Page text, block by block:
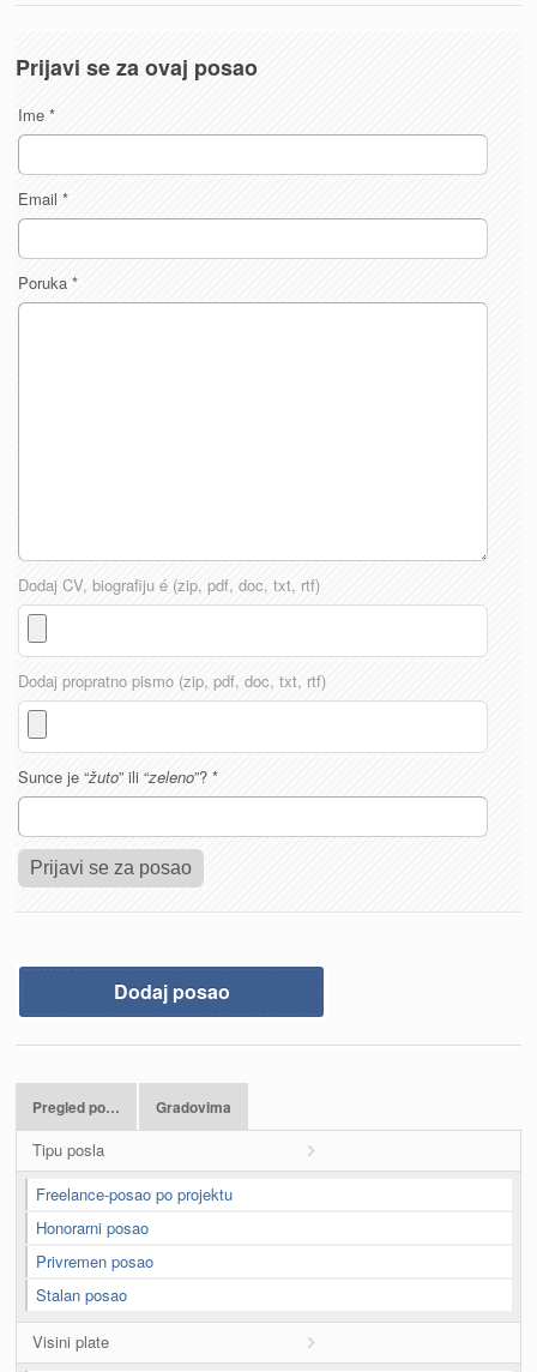
Prijavi se za ovaj posao
Ime*
Email*
Poruka*
Dodaj CV, biografiju é (zip, pdf, doc, txt, rtf)
Dodaj propratno pismo (zip, pdf, doc, txt, rtf)
Sunce je “žuto” ili “zeleno”?*
Dodaj posao
Pregled po… Gradovima
Tipu posla
Freelance-posao po projektu
Honorarni posao
Privremen posao
Stalan posao
Visini plate